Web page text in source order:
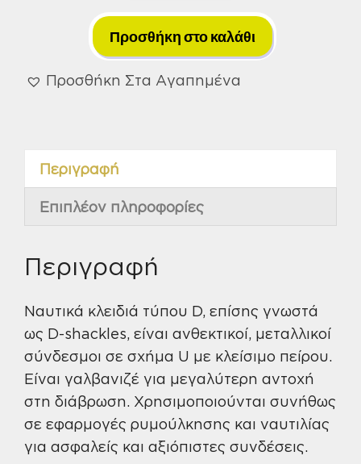
Κλειδιά
10mm
ποσότητα
Προσθήκη στο καλάθι
Προσθήκη Στα Αγαπημένα
Περιγραφή
Επιπλέον πληροφορίες
Περιγραφή
Ναυτικά κλειδιά τύπου D, επίσης γνωστά
ως D-shackles, είναι ανθεκτικοί, μεταλλικοί
σύνδεσμοι σε σχήμα U με κλείσιμο πείρου.
Είναι γαλβανιζέ για μεγαλύτερη αντοχή
στη διάβρωση. Χρησιμοποιούνται συνήθως
σε εφαρμογές ρυμούλκησης και ναυτιλίας
για ασφαλείς και αξιόπιστες συνδέσεις.